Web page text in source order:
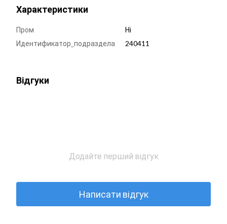
Характеристики
Пром
Ні
Идентификатор_подраздела
240411
Відгуки
Додайте перший відгук
Написати відгук